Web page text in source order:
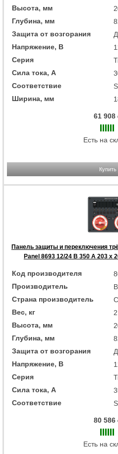
Высота, мм
Глубина, мм
Защита от возгорания
Напряжение, В
Серия
Сила тока, А
Соответствие
Ширина, мм
61 908
Есть на
Купить
Панель защиты и переключения
Panel 8693 12/24 В 350 А 203 x
Код производителя
Производитель
Страна производитель
Вес, кг
2
Высота, мм
Глубина, мм
Защита от возгорания
Напряжение, В
Серия
Сила тока, А
Соответствие
80 586
Есть на